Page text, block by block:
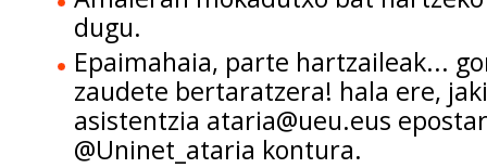
dugu.
Epaimahaia, parte hartzaileak...
zaudete bertaratzera! hala ere,
asistentzia ataria@ueu.eus
@Uninet_ataria kontura.